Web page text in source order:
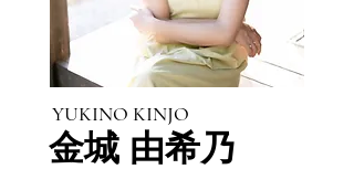
YUKINO KINJO
金城 由希乃